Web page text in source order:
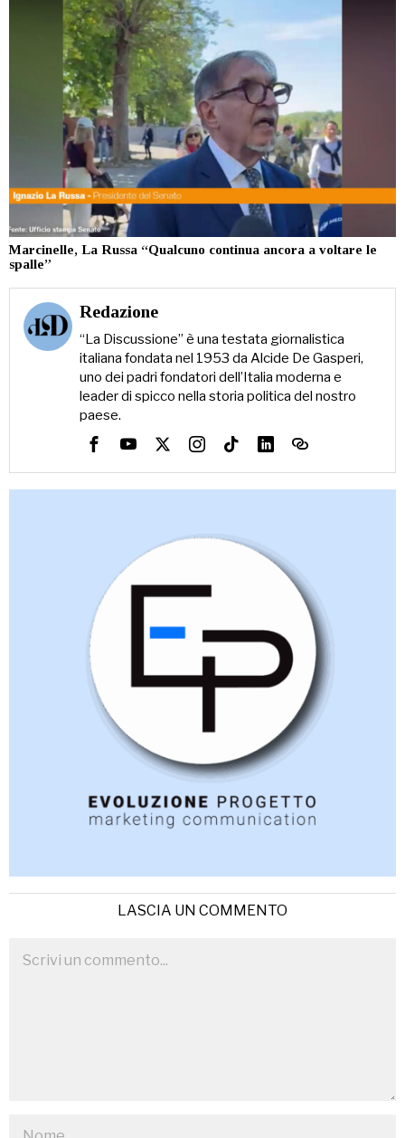
Marcinelle, La Russa “Qualcuno continua ancora a voltare le
spalle”
Redazione
“La Discussione” è una testata giornalistica
italiana fondata nel 1953 da Alcide De Gasperi,
uno dei padri fondatori dell’Italia moderna e
leader di spicco nella storia politica del nostro
paese.
LASCIA UN COMMENTO